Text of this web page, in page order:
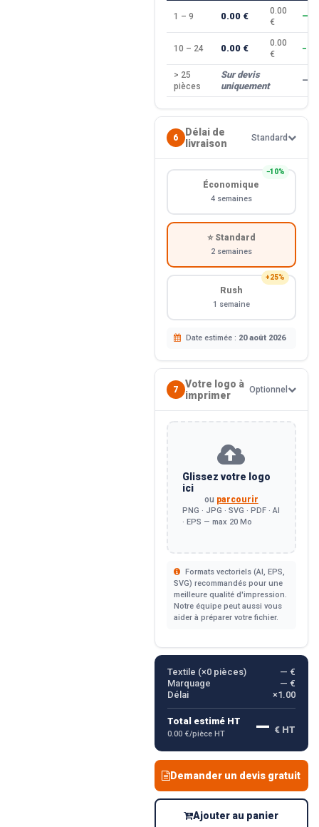
1 – 9 0.00 €
0.00
€
—
10 – 24 0.00 €
0.00
€
> 25
pièces
Sur devis
uniquement
—
6
Délai de
livraison
Standard
−10%
Économique
4 semaines
⭐ Standard
2 semaines
+25%
Rush
1 semaine
Date estimée : 20 août 2026
7
Votre logo à
imprimer
Optionnel
Glissez votre logo
ici
ou parcourir
PNG · JPG · SVG · PDF · AI
· EPS — max 20 Mo
Formats vectoriels (AI, EPS,
SVG) recommandés pour une
meilleure qualité d'impression.
Notre équipe peut aussi vous
aider à préparer votre fichier.
Textile (×0pièces)
— €
Marquage
— €
Délai
×1.00
Total estimé HT
0.00 €/pièce HT — € HT
Demander un devis gratuit
Ajouter au panier